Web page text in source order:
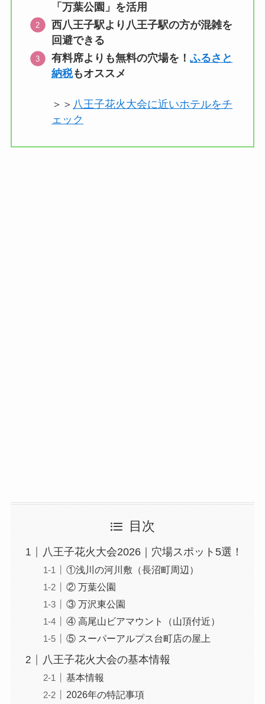
「万葉公園」を活用
西八王子駅より八王子駅の方が混雑を
回避できる
有料席よりも無料の穴場を！ふるさと
納税もオススメ
＞＞ 八王子花火大会に近いホテルをチ
ェック
目次
八王子花火大会2026｜穴場スポット5選！
①浅川の河川敷（長沼町周辺）
② 万葉公園
③ 万沢東公園
④ 高尾山ビアマウント（山頂付近）
⑤ スーパーアルプス台町店の屋上
八王子花火大会の基本情報
基本情報
2026年の特記事項